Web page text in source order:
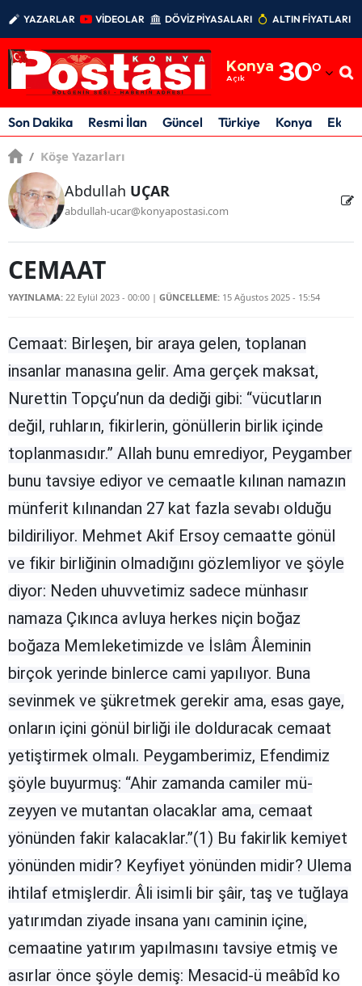
YAZARLAR VİDEOLAR DÖVİZ PİYASALARI ALTIN FİYATLARI
Konya
Açık 30°
Adıyaman
Afyonkarahisar
Antalya
Balıkesir
Bilecik
Bolu
Burdur
Bursa
Çankırı
Çorum
Denizli
Diyarbakır
Elazığ
Erzincan
Erzurum
Eskişehir
Giresun
Gümüşhane
Son Dakika Resmi İlan Güncel Türkiye Konya
/ Köşe Yazarları
Abdullah UÇAR
abdullah-ucar@konyapostasi.com
CEMAAT
YAYINLAMA: 22 Eylül 2023 - 00:00 | GÜNCELLEME: 15 Ağustos 2025 - 15:54
Cemaat: Birleşen, bir araya gelen, toplanan
insanlar ma­nasına gelir. Ama gerçek maksat,
Nurettin Topçu’nun da de­diği gibi: “vücutların
değil, ruhların, fikirlerin, gö­nüllerin birlik içinde
toplanmasıdır.” Allah bunu emredi­yor, Pey­gamber
bunu tavsiye ediyor ve cemaatle kılınan namazın
münferit kılınandan 27 kat fazla sevabı olduğu
bildiriliyor. Mehmet Akif Ersoy cemaatte gönül
ve fikir birliğinin olmadığını göz­lemliyor ve şöyle
diyor: Neden uhuvvetimiz sadece münhasır
namaza Çıkınca avluya herkes niçin boğaz
boğaza Memleketimizde ve İslâm Âleminin
birçok yerinde bin­lerce cami yapılı­yor. Buna
sevinmek ve şükretmek gerekir ama, esas gaye,
onların içini gönül birliği ile dol­duracak ce­maat
yetiştirmek olmalı. Peygamberimiz, Efendimiz
şöyle buyurmuş: “Ahir zamanda camiler mü­
zeyyen ve mutantan olacaklar ama, cemaat
yönünden fakir kalacaklar.”(1) Bu fakirlik kemiyet
yönünden midir? Keyfiyet yönünden midir? Ulema
ihtilaf etmişlerdir. Âli isimli bir şâir, taş ve tuğlaya
yatırımdan ziyade insana yanı caminin içine,
cemaatine yatı­rım yapılmasını tavsiye etmiş ve
asırlar önce şöyle demiş: Mesacid-ü meâbîd ko